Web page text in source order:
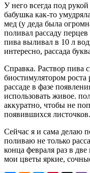
У него всегда под
бабушка как-то
мед (у деда была
поливал рассаду
пива выливал в 10 л
интересно, рассада
Справка. Раствор пива
биостимулятором
рассаде в фазе
использовать живое.
аккуратно, чтобы не
появившихся листочков.
Сейчас я и сама делаю
поливаю не только
конца февраля раз в
мои цветы яркие,